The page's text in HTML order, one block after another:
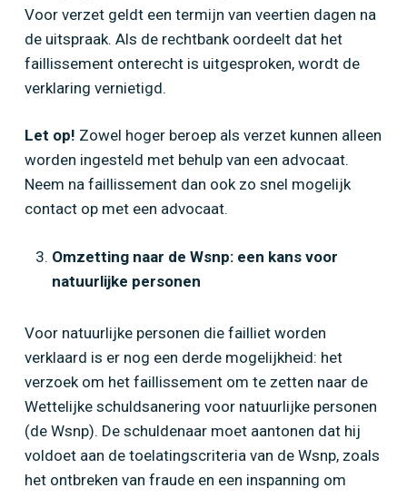
Voor verzet geldt een termijn van veertien dagen na
de uitspraak. Als de rechtbank oordeelt dat het
faillissement onterecht is uitgesproken, wordt de
verklaring vernietigd.
Let op! Zowel hoger beroep als verzet kunnen alleen
worden ingesteld met behulp van een advocaat.
Neem na faillissement dan ook zo snel mogelijk
contact op met een advocaat.
Omzetting naar de Wsnp: een kans voor
natuurlijke personen
Voor natuurlijke personen die failliet worden
verklaard is er nog een derde mogelijkheid: het
verzoek om het faillissement om te zetten naar de
Wettelijke schuldsanering voor natuurlijke personen
(de Wsnp). De schuldenaar moet aantonen dat hij
voldoet aan de toelatingscriteria van de Wsnp, zoals
het ontbreken van fraude en een inspanning om